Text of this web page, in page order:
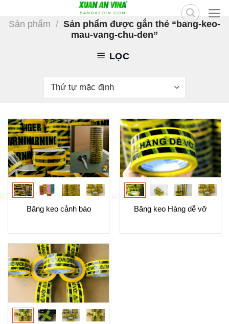
Sản phẩm / Sản phẩm được gắn thẻ “bang-keo-
mau-vang-chu-den”
LỌC
Băng keo cảnh báo Băng keo Hàng dễ vỡ